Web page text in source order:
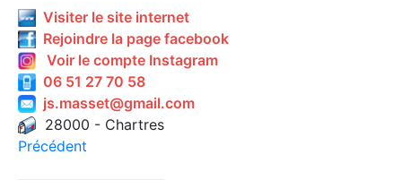
Visiter le site internet
Rejoindre la page facebook
Voir le compte Instagram
06 51 27 70 58
js.masset@gmail.com
28000 - Chartres
Précédent